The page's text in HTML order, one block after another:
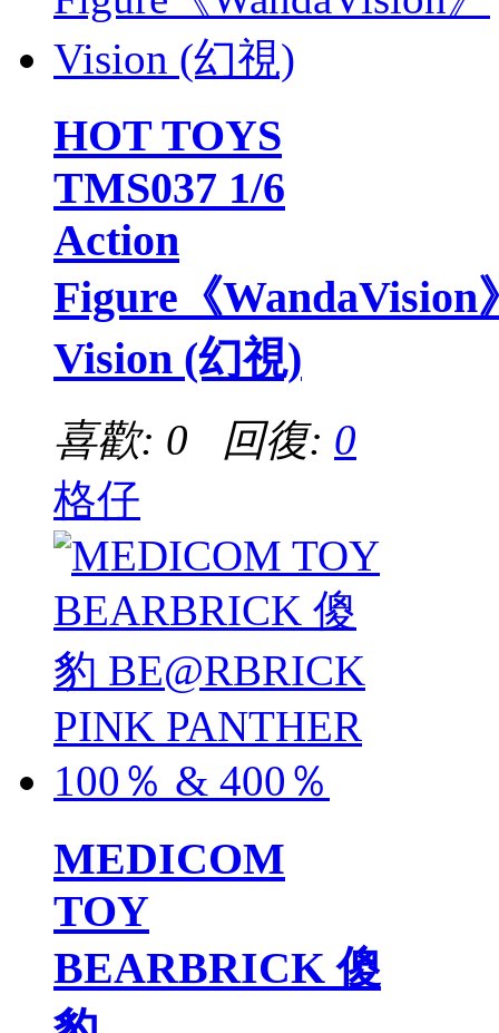
HOT TOYS
TMS037 1/6
Action
Figure《WandaVision
Vision (幻視)
喜歡: 0 回復: 0
格仔
MEDICOM
TOY
BEARBRICK 傻